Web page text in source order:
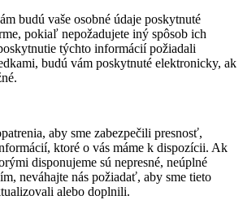
budú vaše osobné údaje poskytnuté
pokiaľ nepožadujete iný spôsob ich
týchto informácií požiadali
budú vám poskytnuté elektronicky, ak
aby sme zabezpečili presnosť,
ktoré o vás máme k dispozícii. Ak
disponujeme sú nepresné, neúplné
neváhajte nás požiadať, aby sme tieto
alebo doplnili.